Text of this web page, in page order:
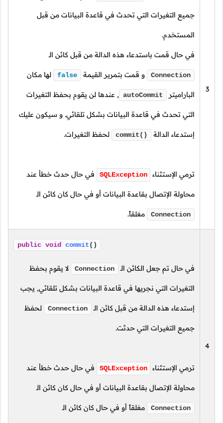
3
جميع التغيرات التي تحدث في قاعدة البيانات من قبل
المستخدم.
في حال قمت باستدعاء هذه الدالة من قبل كائن الـ
Connection و قمت بتمرير القيمة false لها مكان
الباراميتر autoCommit , عندها لن يقوم بحفظ التغيرات
التي تحدث في قاعدة البيانات بشكل تلقائي. و سيكون عليك
إستدعاء الدالة commit() لحفظ التغيرات.
ترمي الإستثناء SQLException في حال حدث خطأ عند
محاولة الإتصال بقاعدة البيانات أو في حال كان كائن الـ
Connection مغلقاً.
4
public void commit()
في حال تم جعل الكائن الـ Connection لا يقوم بحفظ
التغيرات التي نجريها في قاعدة البيانات بشكل تلقائي, يجب
إستدعاء هذه الدالة من قبل كائن الـ Connection لحفظ
جميع التغيرات التي حدثت.
ترمي الإستثناء SQLException في حال حدث خطأ عند
محاولة الإتصال بقاعدة البيانات أو في حال كان كائن الـ
Connection مغلقاً أو في حال كان كائن الـ